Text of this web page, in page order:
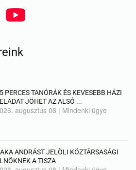
PERCES TANÓRÁK ÉS KEVESEBB HÁZI
JÖHET AZ ALSÓ ...
augusztus 08 | Mindenki ügye
ANDRÁST JELÖLI KÖZTÁRSASÁGI
A TISZA